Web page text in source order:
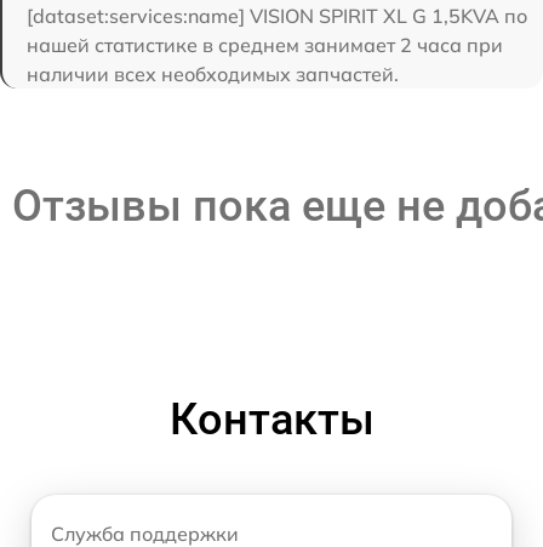
[dataset:services:name] VISION SPIRIT XL G 1,5KVA по
нашей статистике в среднем занимает 2 часа при
наличии всех необходимых запчастей.
Отзывы пока еще не
Контакты
Служба поддержки